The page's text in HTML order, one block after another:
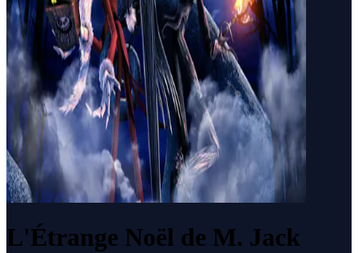
L'Étrange Noël de M. Jack